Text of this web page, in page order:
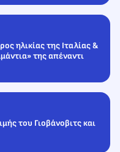
ηλικίας της Ιταλίας &
της απέναντι
του Γιοβάνοβιτς και